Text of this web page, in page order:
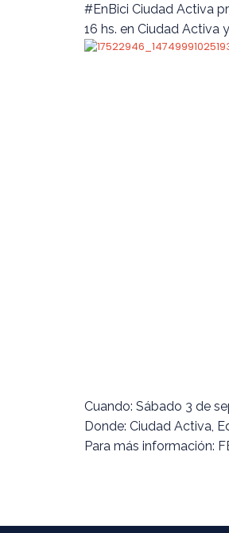
#EnBici Ciudad Activa
16 hs. en Ciudad Activa
Cuando: Sábado 3 de
Donde: Ciudad Activa,
Para más información: